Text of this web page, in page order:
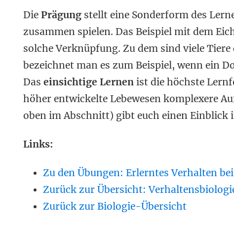
Die Prägung stellt eine Sonderform des
zusammen spielen. Das Beispiel mit dem
solche Verknüpfung. Zu dem sind viele Tiere
bezeichnet man es zum Beispiel, wenn ein
Das einsichtige Lernen ist die höchste
höher entwickelte Lebewesen komplexere
oben im Abschnitt) gibt euch einen Einblick
Links:
Zu den Übungen: Erlerntes Verhalten
Zurück zur Übersicht:
Zurück zur Biologie-Übersicht